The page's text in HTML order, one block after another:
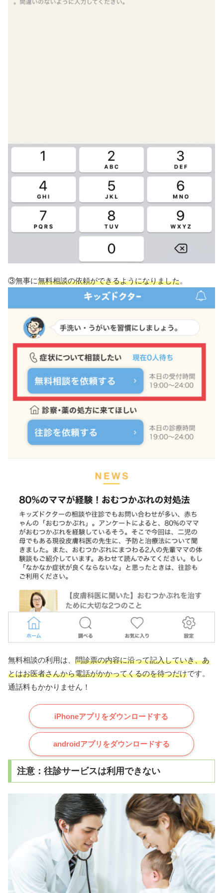
③無事に無料相談の依頼ができるようになりました。
無料相談の利用は、 問診票の内容に沿って記入していき、あ
とはお医者さんから電話がかかってくるのを待つだけです。
通話料もかかりません！
iPhoneアプリをダウンロードする
androidアプリをダウンロードする
注意：往診サービスは利用できない